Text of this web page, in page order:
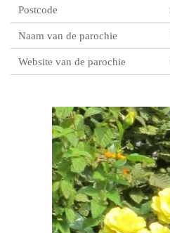
Postcode
Naam van de parochie
Website van de parochie